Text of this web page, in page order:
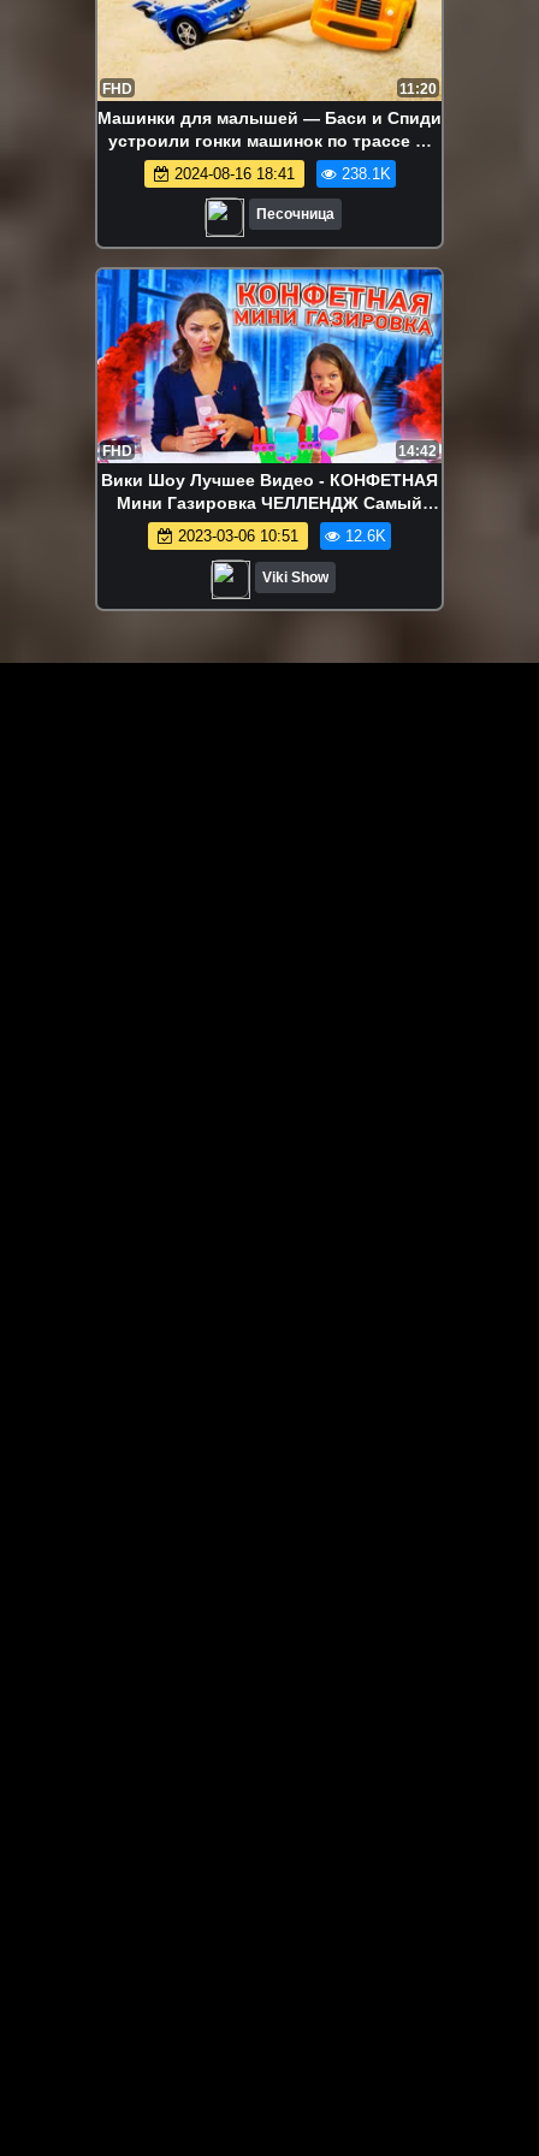
FHD 11:20
Машинки для малышей — Баси и Спиди
устроили гонки машинок по трассе —
Спиди угодил в песочницу!
2024-08-16 18:41 238.1K
Песочница
FHD 14:42
Вики Шоу Лучшее Видео - КОНФЕТНАЯ
Мини Газировка ЧЕЛЛЕНДЖ Самый
Маленький в Мире Лимонад Yummy
Mini Soda Shoppe /// Вики Шоу
2023-03-06 10:51 12.6K
Viki Show